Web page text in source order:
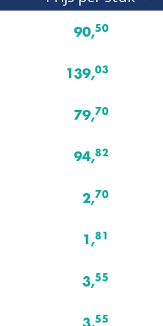
90,50
139,03
79,70
94,82
2,70
1,81
3,55
3,55